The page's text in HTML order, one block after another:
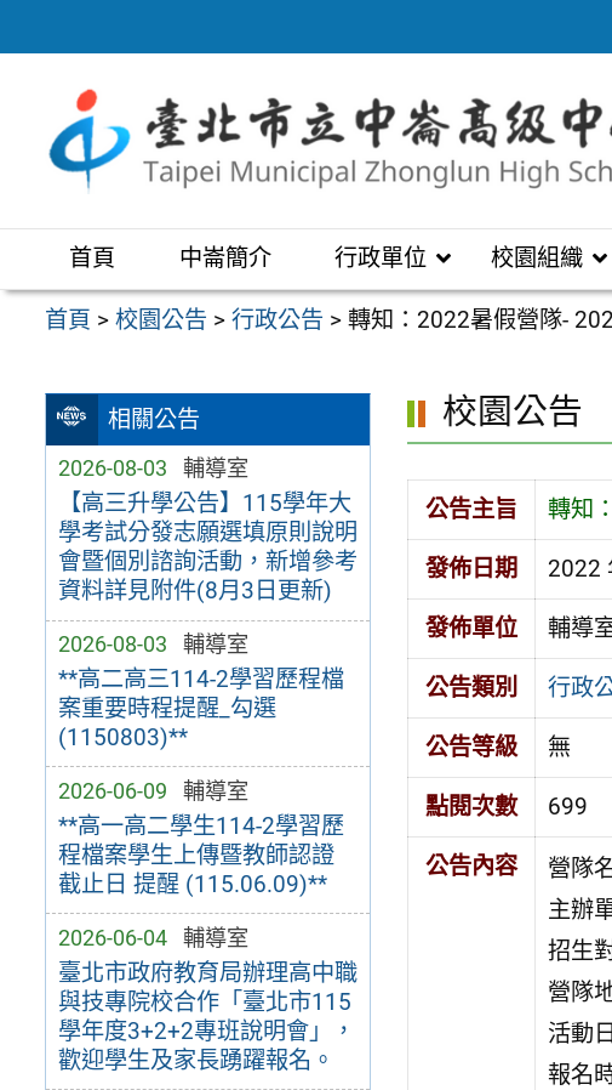
至
區
首頁 中崙簡介 行政單位 校園組織
首頁 >校園公告 >行政公告 >轉知：2022暑假營隊-
相關公告
2026-08-03 輔導室
【高三升學公告】115學年大
學考試分發志願選填原則說明
會暨個別諮詢活動，新增參考
資料詳見附件(8月3日更新)
2026-08-03 輔導室
**高二高三114-2學習歷程檔
案重要時程提醒_勾選
(1150803)**
2026-06-09 輔導室
**高一高二學生114-2學習歷
程檔案學生上傳暨教師認證
截止日 提醒 (115.06.09)**
2026-06-04 輔導室
臺北市政府教育局辦理高中職
與技專院校合作「臺北市115
學年度3+2+2專班說明會」，
歡迎學生及家長踴躍報名。
校園公告
公告主旨 轉知
發佈日期 2022
發佈單位 輔導
公告類別 行政
公告等級 無
點閱次數 699
公告內容
營隊
主辦
招生
營隊
活動
報名